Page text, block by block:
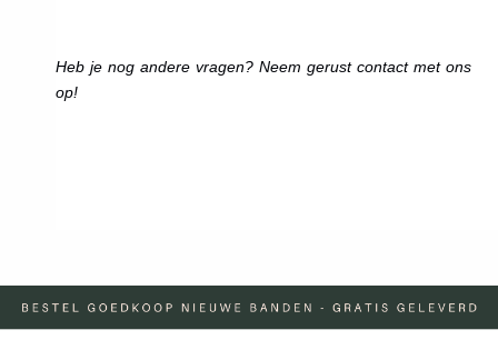
Heb je nog andere vragen? Neem gerust contact met ons
op!